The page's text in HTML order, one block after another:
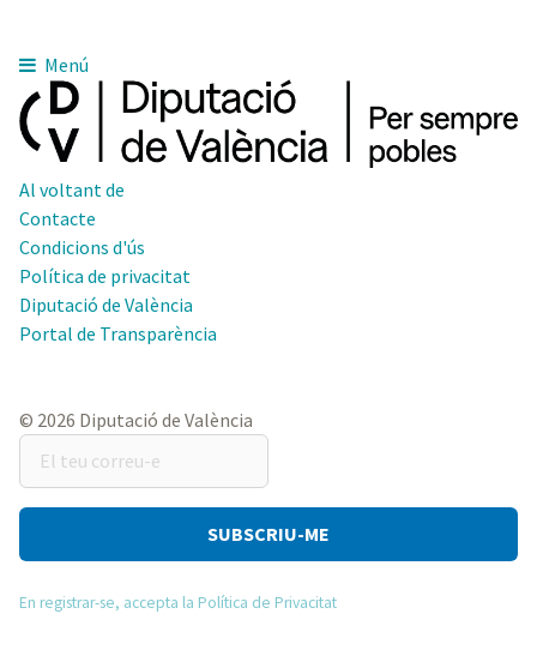
Menú
Al voltant de
Contacte
Condicions d'ús
Política de privacitat
Diputació de València
Portal de Transparència
© 2026 Diputació de València
El
teu
correu-
En registrar-se, accepta la Política de Privacitat